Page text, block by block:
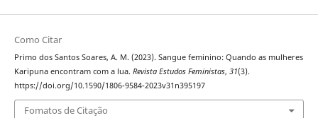
Como Citar
Primo dos Santos Soares, A. M. (2023). Sangue feminino: Quando as mulheres
Karipuna encontram com a lua. Revista Estudos Feministas, 31(3).
https://doi.org/10.1590/1806-9584-2023v31n395197
Fomatos de Citação